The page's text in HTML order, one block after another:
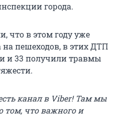
города.
что в этом году уже
пешеходов, в этих ДТП
и 33 получили травмы
канал в Viber! Там мы
том, что важного и